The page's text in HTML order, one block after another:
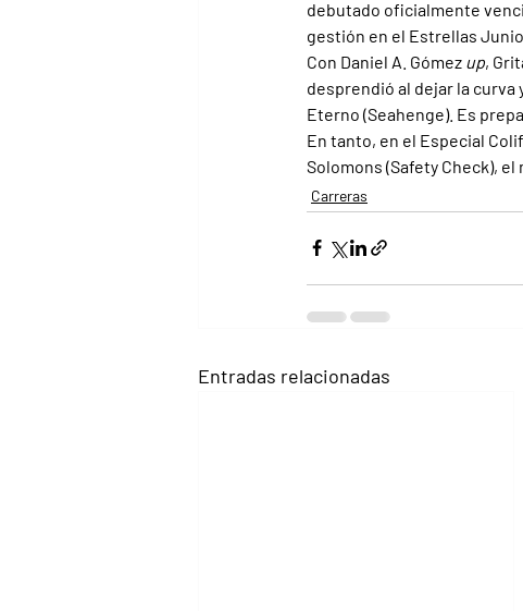
debutado oficialmente
gestión en el Estrellas
Con Daniel A. Gómez up,
desprendió al dejar la curva
Eterno (Seahenge). Es
En tanto, en el Especial
Solomons (Safety Check),
Carreras
Entradas relacionadas